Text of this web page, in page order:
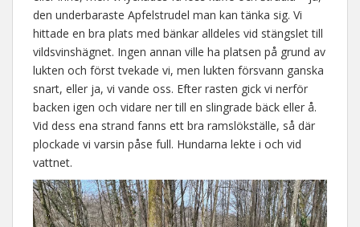
den underbaraste Apfelstrudel man kan tänka sig. Vi
hittade en bra plats med bänkar alldeles vid stängslet till
vildsvinshägnet. Ingen annan ville ha platsen på grund av
lukten och först tvekade vi, men lukten försvann ganska
snart, eller ja, vi vande oss. Efter rasten gick vi nerför
backen igen och vidare ner till en slingrade bäck eller å.
Vid dess ena strand fanns ett bra ramslökställe, så där
plockade vi varsin påse full. Hundarna lekte i och vid
vattnet.